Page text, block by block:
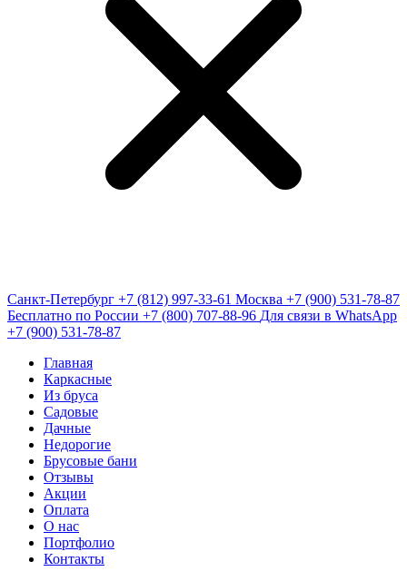
Санкт-Петербург +7 (812) 997-33-61 Москва +7 (900) 531-78-87
Бесплатно по России +7 (800) 707-88-96 Для связи в WhatsApp
+7 (900) 531-78-87
Главная
Каркасные
Из бруса
Садовые
Дачные
Недорогие
Брусовые бани
Отзывы
Акции
Оплата
О нас
Портфолио
Контакты